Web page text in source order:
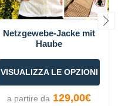
Netzgewebe-Jacke mit
Haube
VISUALIZZA LE OPZIONI
a partire da 129,00€